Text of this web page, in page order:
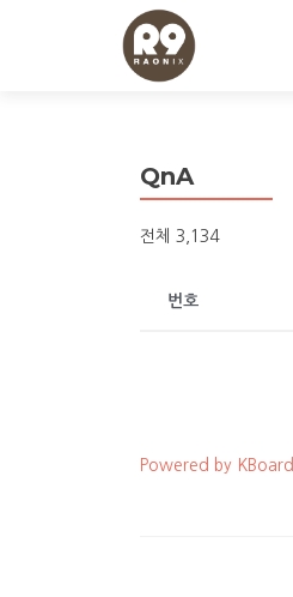
QnA
전체 3,134
번호
Powered by KBoard